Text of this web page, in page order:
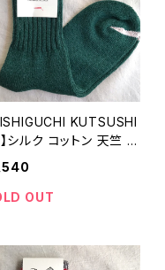
KUTSUSHI
シルク コットン 天竺 ソ
ン(緑) 日本製
オールシーズン
OUT